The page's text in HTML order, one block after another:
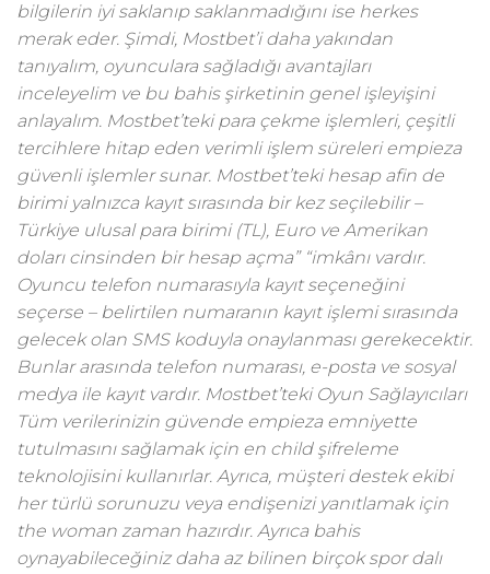
bilgilerin iyi saklanıp saklanmadığını ise herkes
merak eder. Şimdi, Mostbet’i daha yakından
tanıyalım, oyunculara sağladığı avantajları
inceleyelim ve bu bahis şirketinin genel işleyişini
anlayalım. Mostbet’teki para çekme işlemleri, çeşitli
tercihlere hitap eden verimli işlem süreleri empieza
güvenli işlemler sunar. Mostbet’teki hesap afin de
birimi yalnızca kayıt sırasında bir kez seçilebilir –
Türkiye ulusal para birimi (TL), Euro ve Amerikan
doları cinsinden bir hesap açma” “imkânı vardır.
Oyuncu telefon numarasıyla kayıt seçeneğini
seçerse – belirtilen numaranın kayıt işlemi sırasında
gelecek olan SMS koduyla onaylanması gerekecektir.
Bunlar arasında telefon numarası, e-posta ve sosyal
medya ile kayıt vardır. Mostbet’teki Oyun Sağlayıcıları
Tüm verilerinizin güvende empieza emniyette
tutulmasını sağlamak için en child şifreleme
teknolojisini kullanırlar. Ayrıca, müşteri destek ekibi
her türlü sorunuzu veya endişenizi yanıtlamak için
the woman zaman hazırdır. Ayrıca bahis
oynayabileceğiniz daha az bilinen birçok spor dalı